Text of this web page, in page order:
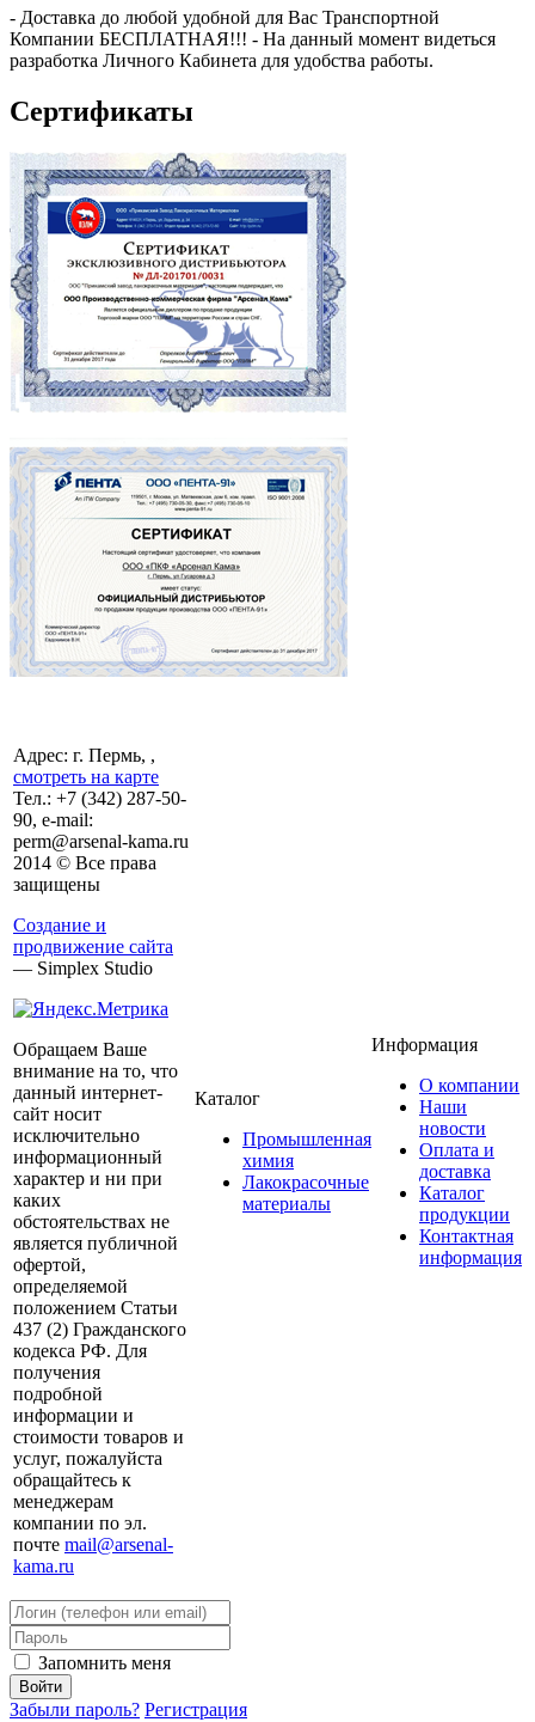
- Доставка до любой удобной для Вас Транспортной
Компании БЕСПЛАТНАЯ!!! - На данный момент видеться
разработка Личного Кабинета для удобства работы.
Сертификаты
Адрес: г. Пермь, ,
смотреть на карте
Тел.: +7 (342) 287-50-
90, e-mail:
perm@arsenal-kama.ru
2014 © Все права
защищены
Создание и
продвижение сайта
— Simplex Studio
Обращаем Ваше
внимание на то, что
данный интернет-
сайт носит
исключительно
информационный
характер и ни при
каких
обстоятельствах не
является публичной
офертой,
определяемой
положением Статьи
437 (2) Гражданского
кодекса РФ. Для
получения
подробной
информации и
стоимости товаров и
услуг, пожалуйста
обращайтесь к
менеджерам
компании по эл.
почте mail@arsenal-
kama.ru
Каталог
Промышленная
химия
Лакокрасочные
материалы
Информация
О компании
Наши
новости
Оплата и
доставка
Каталог
продукции
Контактная
информация
Запомнить меня
Забыли пароль? Регистрация